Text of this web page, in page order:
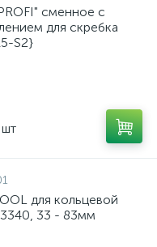
сменное с
для скребка
S2}
шт
для кольцевой
33 - 83мм